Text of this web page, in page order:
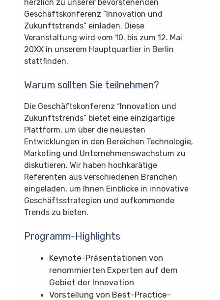
herzlich zu unserer bevorstehenden
Geschäftskonferenz “Innovation und
Zukunftstrends” einladen. Diese
Veranstaltung wird vom 10. bis zum 12. Mai
20XX in unserem Hauptquartier in Berlin
stattfinden.
Warum sollten Sie teilnehmen?
Die Geschäftskonferenz “Innovation und
Zukunftstrends” bietet eine einzigartige
Plattform, um über die neuesten
Entwicklungen in den Bereichen Technologie,
Marketing und Unternehmenswachstum zu
diskutieren. Wir haben hochkarätige
Referenten aus verschiedenen Branchen
eingeladen, um Ihnen Einblicke in innovative
Geschäftsstrategien und aufkommende
Trends zu bieten.
Programm-Highlights
Keynote-Präsentationen von
renommierten Experten auf dem
Gebiet der Innovation
Vorstellung von Best-Practice-